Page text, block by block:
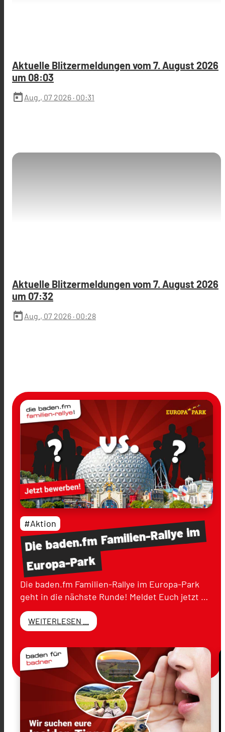
Aktuelle Blitzermeldungen vom 7. August 2026
um 08:03
today Aug., 07 2026 · 00:31
Aktuelle Blitzermeldungen vom 7. August 2026
um 07:32
today Aug., 07 2026 · 00:28
Diebaden.fmFamilien-Rallyeim
Europa-Park
#Aktion
Die baden.fm Familien-Rallye im Europa-Park
geht in die nächste Runde! Meldet Euch jetzt …
WEITERLESEN ...